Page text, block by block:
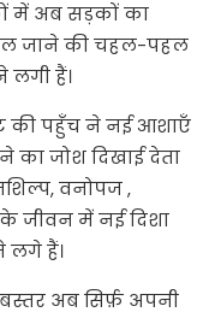
में अब सड़कों का
जाने की चहल-पहल
लगी हैं।
की पहुँच ने नई आशाएँ
जोश दिखाई देता
वनोपज ,
जीवन में नई दिशा
लगे हैं।
अब सिर्फ़ अपनी